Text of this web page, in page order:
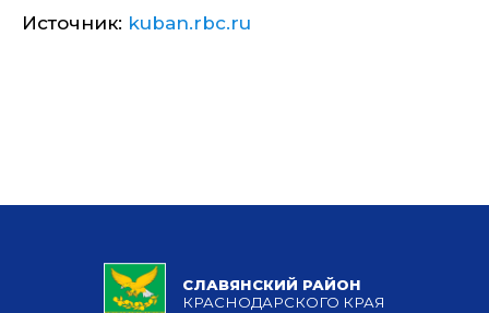
Источник: kuban.rbc.ru
СЛАВЯНСКИЙ РАЙОН
КРАСНОДАРСКОГО КРАЯ